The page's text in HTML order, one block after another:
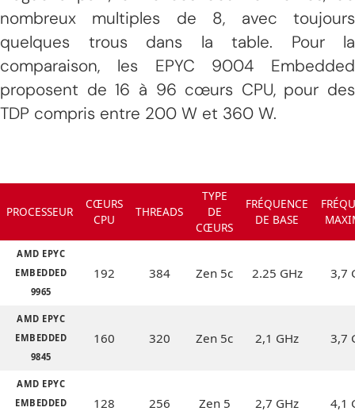
nombreux multiples de 8, avec toujours
quelques trous dans la table. Pour la
comparaison, les EPYC 9004 Embedded
proposent de 16 à 96 cœurs CPU, pour des
TDP compris entre 200 W et 360 W.
PROCESSEUR
CŒURS
CPU
THREADS
TYPE
DE
CŒURS
FRÉQUENCE
DE BASE
AMD EPYC
EMBEDDED
9965
192 384 Zen 5c 2.25 GHz 3,7
AMD EPYC
EMBEDDED
9845
160 320 Zen 5c 2,1 GHz 3,7
AMD EPYC
EMBEDDED
128 256 Zen 5 2,7 GHz 4,1